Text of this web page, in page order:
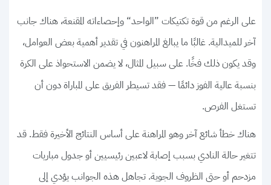
على الرغم من قوة تكتيكات ”الواحد“ وإحصاءاته المقنعة، هناك جانب
آخر للميدالية. غالبًا ما يبالغ المراهنون في تقدير أهمية بعض العوامل،
وقد يكون ذلك فخًا. على سبيل المثال، لا يضمن الاستحواذ على الكرة
بنسبة عالية الفوز دائمًا — فقد تسيطر الفريق على المباراة دون أن
تستغل الفرص.
هناك خطأ شائع آخر وهو المراهنة على أساس النتائج الأخيرة فقط. قد
تتغير حالة النادي بسبب إصابة لاعبين رئيسيين أو جدول مباريات
مزدحم أو حتى الظروف الجوية. تجاهل هذه الجوانب يؤدي إلى